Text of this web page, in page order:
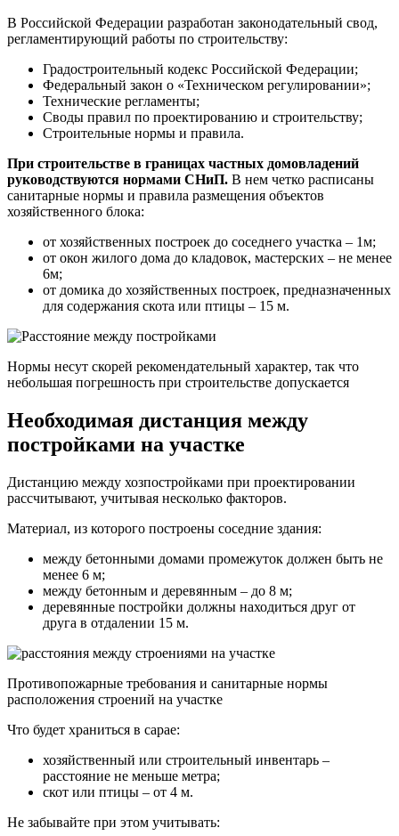
В Российской Федерации разработан законодательный свод,
регламентирующий работы по строительству:
Градостроительный кодекс Российской Федерации;
Федеральный закон о «Техническом регулировании»;
Технические регламенты;
Своды правил по проектированию и строительству;
Строительные нормы и правила.
При строительстве в границах частных домовладений
руководствуются нормами СНиП. В нем четко расписаны
санитарные нормы и правила размещения объектов
хозяйственного блока:
от хозяйственных построек до соседнего участка – 1м;
от окон жилого дома до кладовок, мастерских – не менее
6м;
от домика до хозяйственных построек, предназначенных
для содержания скота или птицы – 15 м.
Нормы несут скорей рекомендательный характер, так что
небольшая погрешность при строительстве допускается
Необходимая дистанция между
постройками на участке
Дистанцию между хозпостройками при проектировании
рассчитывают, учитывая несколько факторов.
Материал, из которого построены соседние здания:
между бетонными домами промежуток должен быть не
менее 6 м;
между бетонным и деревянным – до 8 м;
деревянные постройки должны находиться друг от
друга в отдалении 15 м.
Противопожарные требования и санитарные нормы
расположения строений на участке
Что будет храниться в сарае:
хозяйственный или строительный инвентарь –
расстояние не меньше метра;
скот или птицы – от 4 м.
Не забывайте при этом учитывать: